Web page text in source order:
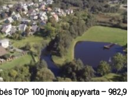
TOP 100 įmonių apyvarta – 982,9